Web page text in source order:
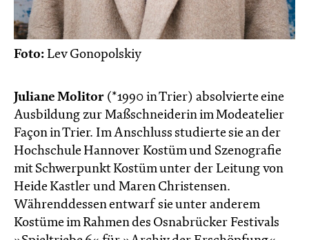
Foto: Lev Gonopolskiy
Juliane Molitor(*1990 in Trier) absolvierte eine
Ausbildung zur Maßschneiderin im Modeatelier
Façon in Trier. Im Anschluss studierte sie an der
Hochschule Hannover Kostüm und Szenografie
mit Schwerpunkt Kostüm unter der Leitung von
Heide Kastler und Maren Christensen.
Währenddessen entwarf sie unter anderem
Kostüme im Rahmen des Osnabrücker Festivals